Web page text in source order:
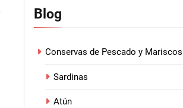
Blog
Conservas de Pescado y Mariscos
Sardinas
Atún